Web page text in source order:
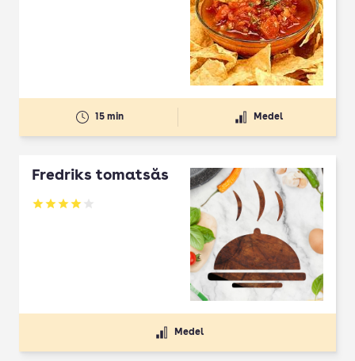
15 min Medel
Fredriks tomatsås
Betyg: 4 av 5
Medel